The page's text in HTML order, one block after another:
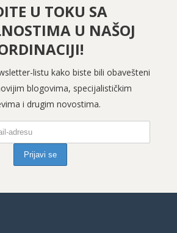
U TOKU SA
U NAŠOJ
listu kako biste bili obavešteni
blogovima, specijalističkim
i drugim novostima.